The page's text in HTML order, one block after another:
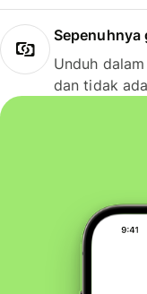
Sepenuhnya
Unduh
dan tidak